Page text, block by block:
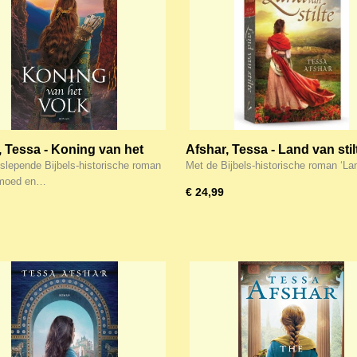
Tessa - Koning van het
Bijbels-historische roman
en…
Afshar, Tessa - Land van
Met de Bijbels-historische roman
€ 24,99